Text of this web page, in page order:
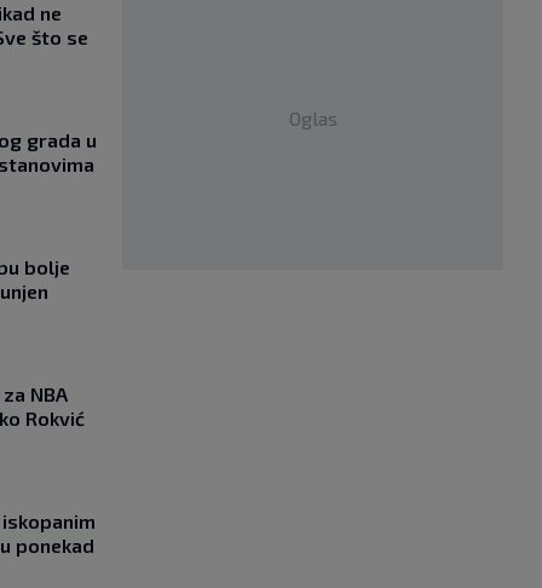
ne
što se
grada u
bolje
NBA
Rokvić
ponekad
Oglas